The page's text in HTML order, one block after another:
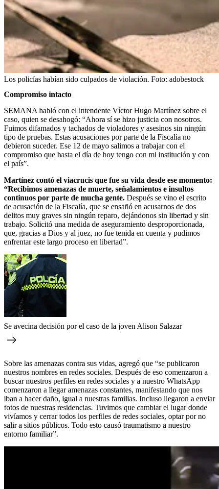
Los policías habían sido culpados de violación. Foto: adobestock
Compromiso intacto
SEMANA habló con el intendente Víctor Hugo Martínez sobre el
caso, quien se desahogó: “Ahora sí se hizo justicia con nosotros.
Fuimos difamados y tachados de violadores y asesinos sin ningún
tipo de pruebas. Estas acusaciones por parte de la Fiscalía no
debieron suceder. Ese 12 de mayo salimos a trabajar con el
compromiso que hasta el día de hoy tengo con mi institución y con
el país”.
Martínez contó el viacrucis que fue su vida desde ese momento:
“Recibimos amenazas de muerte, señalamientos e insultos
continuos por parte de mucha gente. Después se vino el escrito
de acusación de la Fiscalía, que se ensañó en acusarnos de dos
delitos muy graves sin ningún reparo, dejándonos sin libertad y sin
trabajo. Solicitó una medida de aseguramiento desproporcionada,
que, gracias a Dios y al juez, no fue tenida en cuenta y pudimos
enfrentar este largo proceso en libertad”.
Se avecina decisión por el caso de la joven Alison Salazar
Sobre las amenazas contra sus vidas, agregó que “se publicaron
nuestros nombres en redes sociales. Después de eso comenzaron a
buscar nuestros perfiles en redes sociales y a nuestro WhatsApp
comenzaron a llegar amenazas constantes, manifestando que nos
iban a hacer daño, igual a nuestras familias. Incluso llegaron a enviar
fotos de nuestras residencias. Tuvimos que cambiar el lugar donde
vivíamos y cerrar todos los perfiles de redes sociales, optar por no
salir a sitios públicos. Todo esto causó traumatismo a nuestro
entorno familiar”.